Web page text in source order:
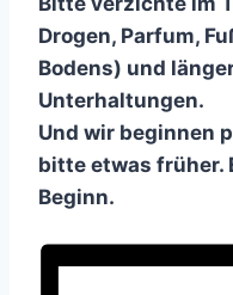
Drogen, Parfum,
Bodens) und
Unterhaltungen.
Und wir beginnen
bitte etwas früher.
Beginn.